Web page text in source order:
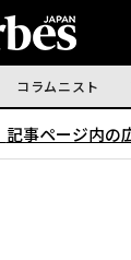
コラムニスト
記事ページ内の